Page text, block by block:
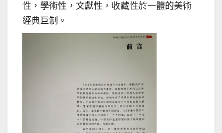
性，學術性，文獻性，收藏性於一體的美術
經典巨制。